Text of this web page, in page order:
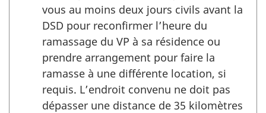
vous au moins deux jours civils avant la
DSD pour reconfirmer l’heure du
ramassage du VP à sa résidence ou
prendre arrangement pour faire la
ramasse à une différente location, si
requis. L’endroit convenu ne doit pas
dépasser une distance de 35 kilomètres